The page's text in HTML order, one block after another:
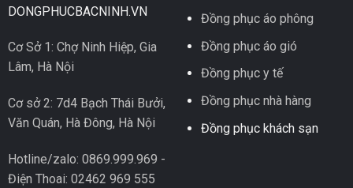
DONGPHUCBACNINH.VN
Cơ Sở 1: Chợ Ninh Hiệp, Gia
Lâm, Hà Nội
Cơ sở 2: 7d4 Bạch Thái Bưởi,
Văn Quán, Hà Đông, Hà Nội
Hotline/zalo: 0869.999.969 -
Điện Thoai: 02462 969 555
Đồng phục áo phông
Đồng phục áo gió
Đồng phục y tế
Đồng phục nhà hàng
Đồng phục khách sạn